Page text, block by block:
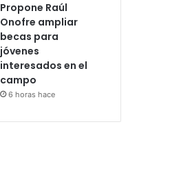
Propone Raúl
Onofre ampliar
becas para
jóvenes
interesados en el
campo
6 horas hace